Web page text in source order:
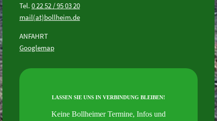
Tel. 0 22 52 / 95 03 20
mail(at)bollheim.de
ANFAHRT
Googlemap
LASSEN SIE UNS IN VERBINDUNG BLEIBEN!
Keine Bollheimer Termine, Infos und